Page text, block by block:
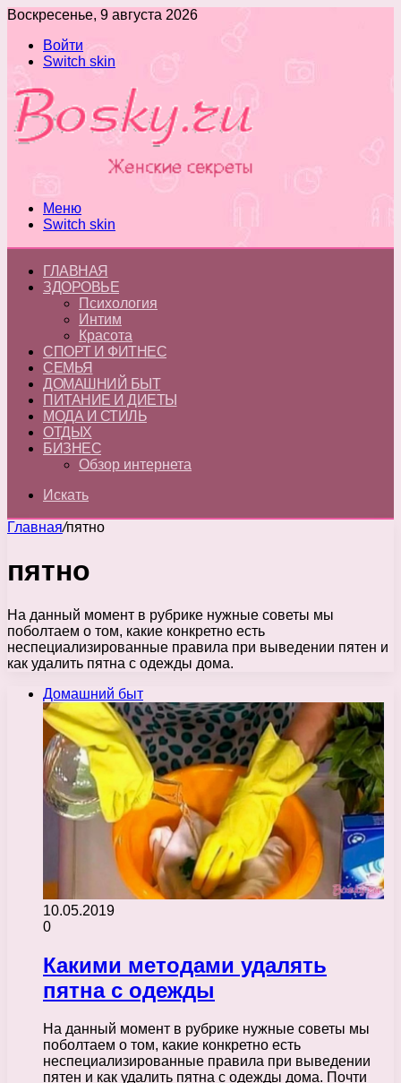
Воскресенье, 9 августа 2026
Войти
Switch skin
Меню
Switch skin
ГЛАВНАЯ
ЗДОРОВЬЕ
Психология
Интим
Красота
СПОРТ И ФИТНЕС
СЕМЬЯ
ДОМАШНИЙ БЫТ
ПИТАНИЕ И ДИЕТЫ
МОДА И СТИЛЬ
ОТДЫХ
БИЗНЕС
Обзор интернета
Искать
Главная/пятно
пятно
На данный момент в рубрике нужные советы мы
поболтаем о том, какие конкретно есть
неспециализированные правила при выведении пятен и
как удалить пятна с одежды дома.
Домашний быт
10.05.2019
0
Какими методами удалять
пятна с одежды
На данный момент в рубрике нужные советы мы
поболтаем о том, какие конкретно есть
неспециализированные правила при выведении
пятен и как удалить пятна с одежды дома. Почти